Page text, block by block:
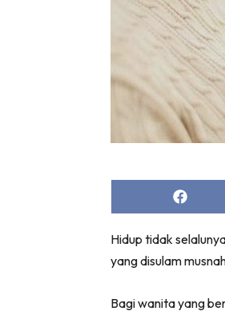
Share
on
Hidup tidak
yang disulam
Bagi wanita yang